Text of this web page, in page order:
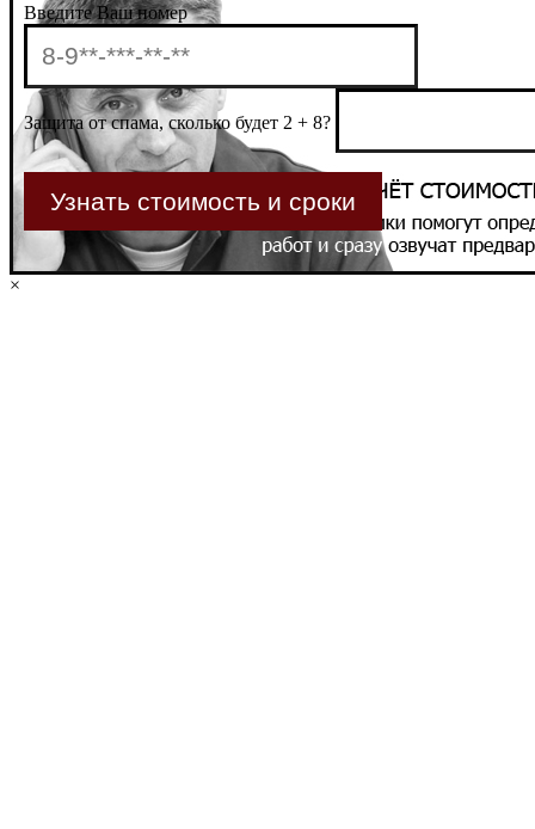
Введите Ваш номер
Защита от спама, сколько будет 2 + 8?
×